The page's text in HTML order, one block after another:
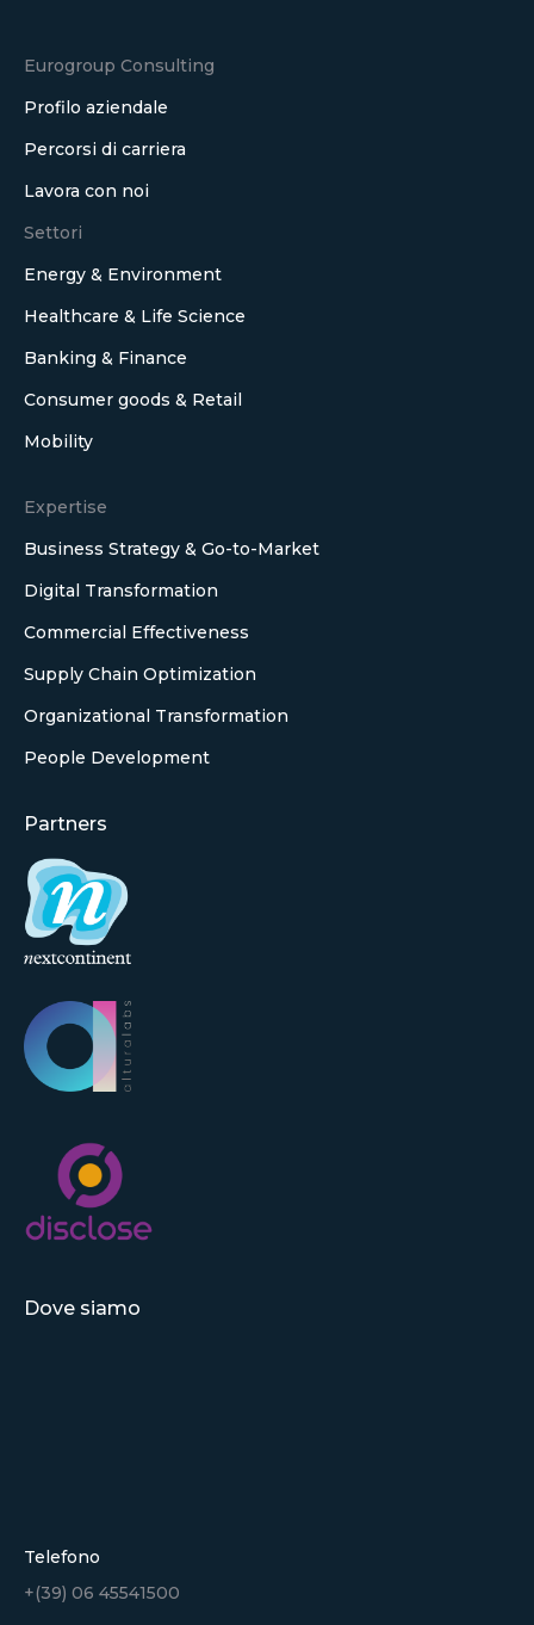
Eurogroup Consulting
Profilo aziendale
Percorsi di carriera
Lavora con noi
Settori
Energy & Environment
Healthcare & Life Science
Banking & Finance
Consumer goods & Retail
Mobility
Expertise
Business Strategy & Go-to-Market
Digital Transformation
Commercial Effectiveness
Supply Chain Optimization
Organizational Transformation
People Development
Partners
Dove siamo
Telefono
+(39) 06 45541500